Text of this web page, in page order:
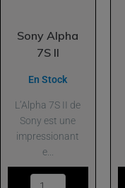
Sony Alpha
7S II
En Stock
L’Alpha 7S II de
Sony est une
impressionant
e...